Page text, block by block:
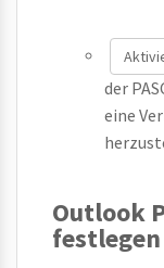
der
eine
Outlook
festlegen